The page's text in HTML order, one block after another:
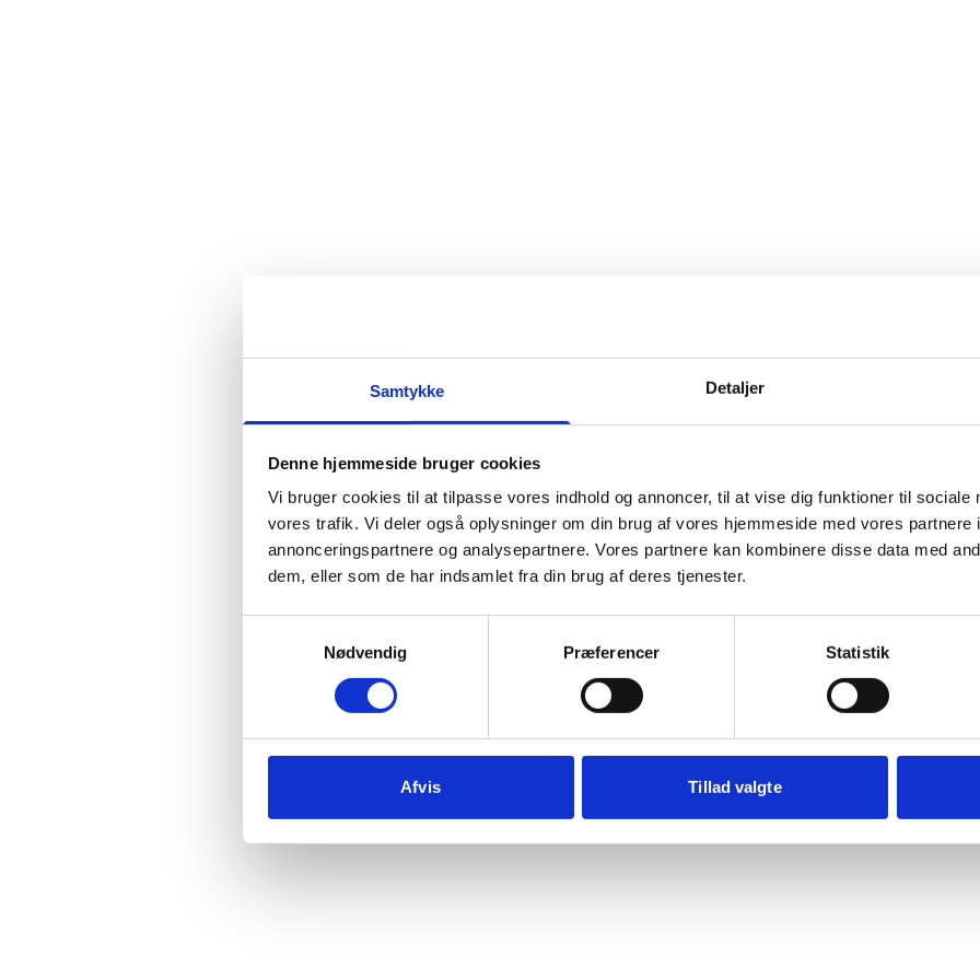
Samtykke Detaljer
Denne hjemmeside bruger cookies
Vi bruger cookies til at tilpasse vores indhold og annoncer, til at vise dig funktioner til sociale
vores trafik. Vi deler også oplysninger om din brug af vores hjemmeside med vores partnere
annonceringspartnere og analysepartnere. Vores partnere kan kombinere disse data med
dem, eller som de har indsamlet fra din brug af deres tjenester.
Nødvendig
Præferencer Statistik
Afvis Tillad valgte
Der opstod en uventet fejl
Vi beklager ulejligheden. Prøv at genindlæse siden. Hvis
fortsætter, kontakt venligst vores kundeservice.
Genindlæs siden